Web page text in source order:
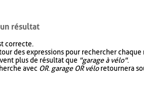
résultat
correcte.
des expressions pour rechercher chaque
plus de résultat que "garage à vélo".
avec OR. garage OR véloretournera